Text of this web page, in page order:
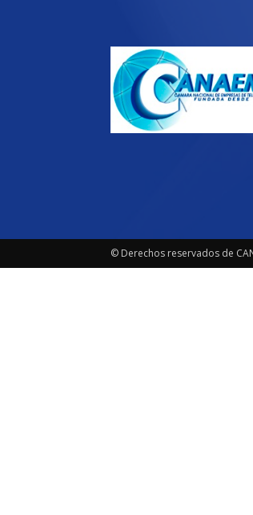
© Derechos reservados de